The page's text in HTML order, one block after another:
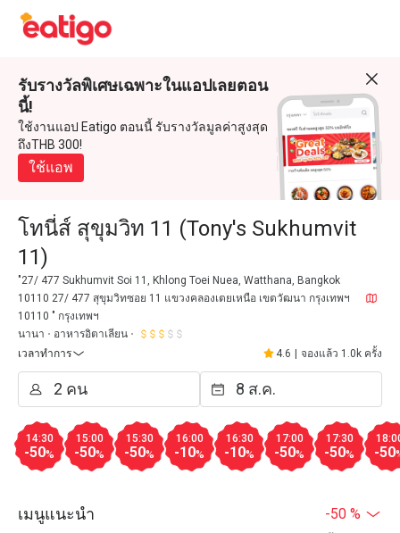
รับรางวัลพิเศษเฉพาะในแอปเลยตอน
นี้!
ใช้งานแอป Eatigo ตอนนี้ รับรางวัลมูลค่าสูงสุด
ถึงTHB 300!
ใช้แอพ
โทนี่ส์ สุขุมวิท 11 (Tony's Sukhumvit
11)
"27/ 477 Sukhumvit Soi 11, Khlong Toei Nuea, Watthana, Bangkok
10110 27/ 477 สุขุมวิทซอย 11 แขวงคลองเตยเหนือ เขตวัฒนา กรุงเทพฯ
10110 " กรุงเทพฯ
นานา
อาหารอิตาเลียน
เวลาทำการ
4.6 จองแล้ว 1.0k ครั้ง
14:30
-50%
15:00
-50%
15:30
-50%
16:00
-10%
16:30
-10%
17:00
-50%
17:30
-50% -50
เมนูแนะนำ -50 %